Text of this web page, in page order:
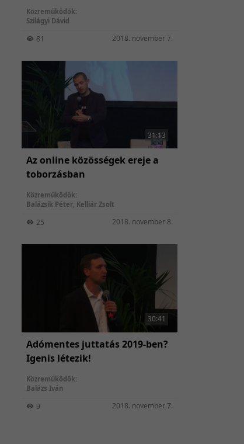
Közreműködők:
Szilágyi Dávid
81 2018. november 7.
31:13
Az online közösségek ereje a
toborzásban
Közreműködők:
Balázsik Péter, Kelliár Zsolt
25 2018. november 8.
30:41
Adómentes juttatás 2019-ben?
Igenis létezik!
Közreműködők:
Balázs Iván
9 2018. november 7.